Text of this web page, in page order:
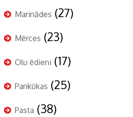
Marinādes (27)
Mērces (23)
Olu ēdieni (17)
Pankūkas (25)
Pasta (38)